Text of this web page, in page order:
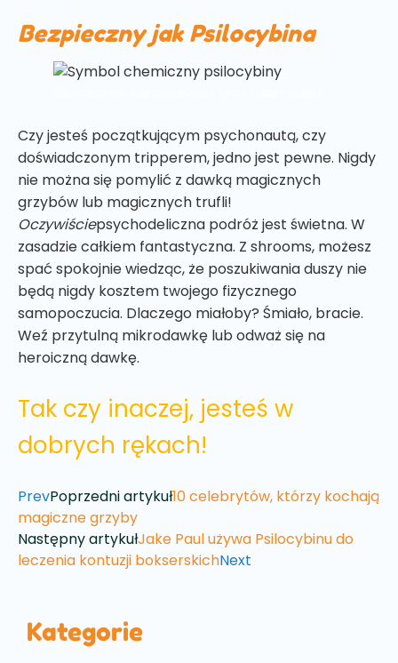
Bezpieczny jak Psilocybina
Czy jesteś początkującym psychonautą, czy
doświadczonym tripperem, jedno jest pewne. Nigdy
nie można się pomylić z dawką magicznych
grzybów lub magicznych trufli!
Oczywiściepsychodeliczna podróż jest świetna. W
zasadzie całkiem fantastyczna. Z shrooms, możesz
spać spokojnie wiedząc, że poszukiwania duszy nie
będą nigdy kosztem twojego fizycznego
samopoczucia. Dlaczego miałoby? Śmiało, bracie.
Weź przytulną mikrodawkę lub odważ się na
heroiczną dawkę.
Tak czy inaczej, jesteś w
dobrych rękach!
PrevPoprzedni artykuł10 celebrytów, którzy kochają
magiczne grzyby
Następny artykułJake Paul używa Psilocybinu do
leczenia kontuzji bokserskichNext
Kategorie